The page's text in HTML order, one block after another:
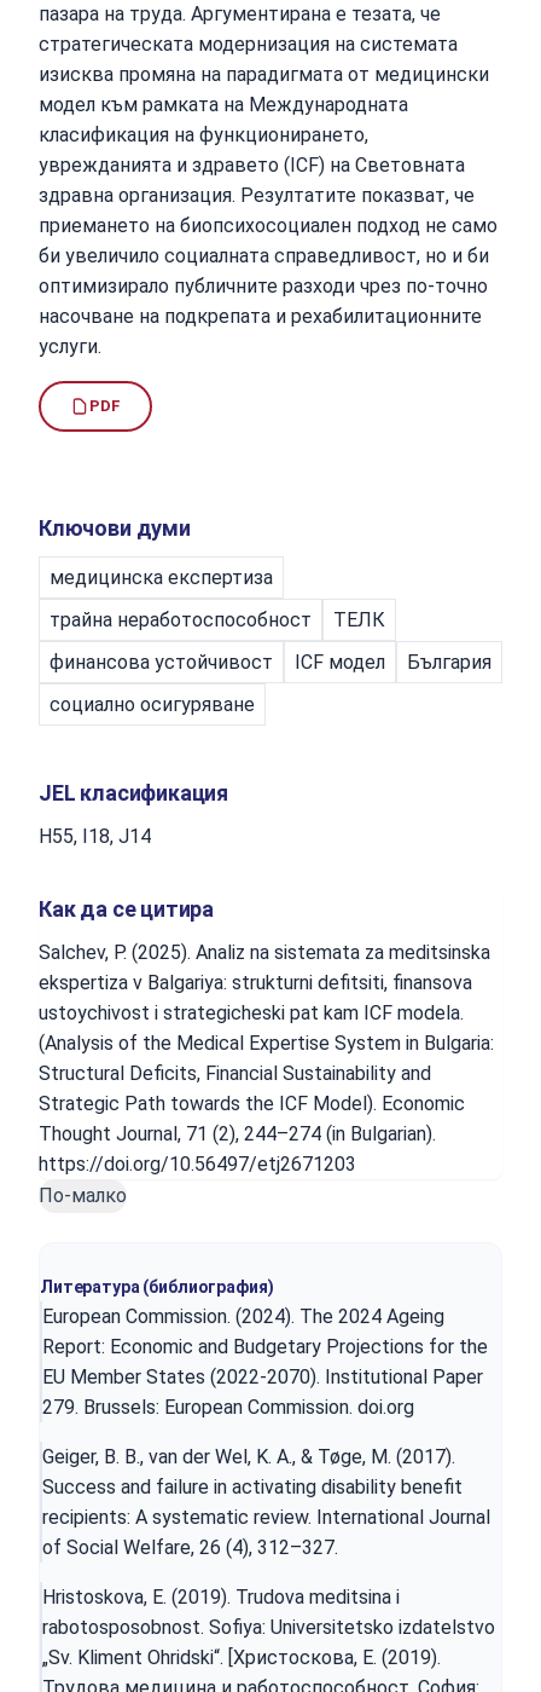
пазара на труда. Аргументирана е тезата, че
стратегическата модернизация на системата
изисква промяна на парадигмата от медицински
модел към рамката на Международната
класификация на функционирането,
уврежданията и здравето (ICF) на Световната
здравна организация. Резултатите показват, че
приемането на биопсихосоциален подход не само
би увеличило социалната справедливост, но и би
оптимизирало публичните разходи чрез по-точно
насочване на подкрепата и рехабилитационните
услуги.
PDF
Ключови думи
медицинска експертиза
трайна неработоспособност
ТЕЛК
финансова устойчивост
ICF модел
България
социално осигуряване
JEL класификация
H55, I18, J14
Как да се цитира
Salchev, P. (2025). Analiz na sistemata za meditsinska
ekspertiza v Balgariya: strukturni defitsiti, finansova
ustoychivost i strategicheski pat kam ICF modela.
(Analysis of the Medical Expertise System in Bulgaria:
Structural Deficits, Financial Sustainability and
Strategic Path towards the ICF Model). Economic
Thought Journal, 71 (2), 244–274 (in Bulgarian).
https://doi.org/10.56497/etj2671203
По-малко
Литература (библиография)
European Commission. (2024). The 2024 Ageing
Report: Economic and Budgetary Projections for the
EU Member States (2022-2070). Institutional Paper
279. Brussels: European Commission. doi.org
Geiger, B. B., van der Wel, K. A., & Tøge, M. (2017).
Success and failure in activating disability benefit
recipients: A systematic review. International Journal
of Social Welfare, 26 (4), 312–327.
Hristoskova, E. (2019). Trudova meditsina i
rabotosposobnost. Sofiya: Universitetsko izdatelstvo
„Sv. Kliment Ohridski“. [Христоскова, Е. (2019).